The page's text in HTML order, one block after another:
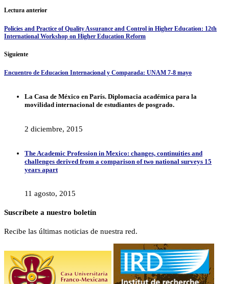
Lectura anterior
Policies and Practice of Quality Assurance and Control in Higher Education: 12th
International Workshop on Higher Education Reform
Siguiente
Encuentro de Educacion Internacional y Comparada: UNAM 7-8 mayo
La Casa de México en París. Diplomacia académica para la
movilidad internacional de estudiantes de posgrado.
2 diciembre, 2015
The Academic Profession in Mexico: changes, continuities and
challenges derived from a comparison of two national surveys 15
years apart
11 agosto, 2015
Suscríbete a nuestro boletín
Recibe las últimas noticias de nuestra red.